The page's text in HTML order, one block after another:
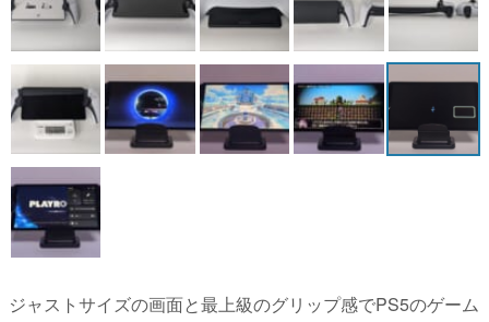
アプリレビュー
その他
電ファミニコゲーマーとは？
運営：株式会社マレ
ジャストサイズの画面と最上級のグリップ感でPS5のゲーム